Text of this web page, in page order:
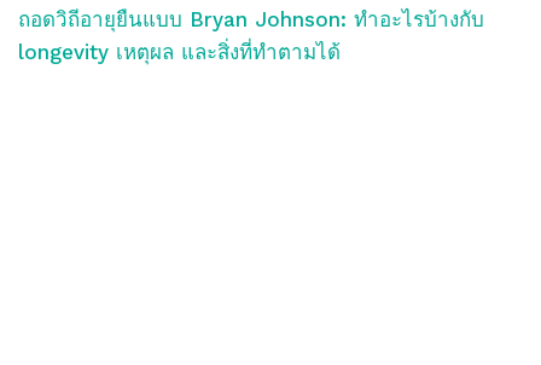
ถอดวิถีอายุยืนแบบ Bryan Johnson: ทำอะไรบ้างกับ
longevity เหตุผล และสิ่งที่ทำตามได้